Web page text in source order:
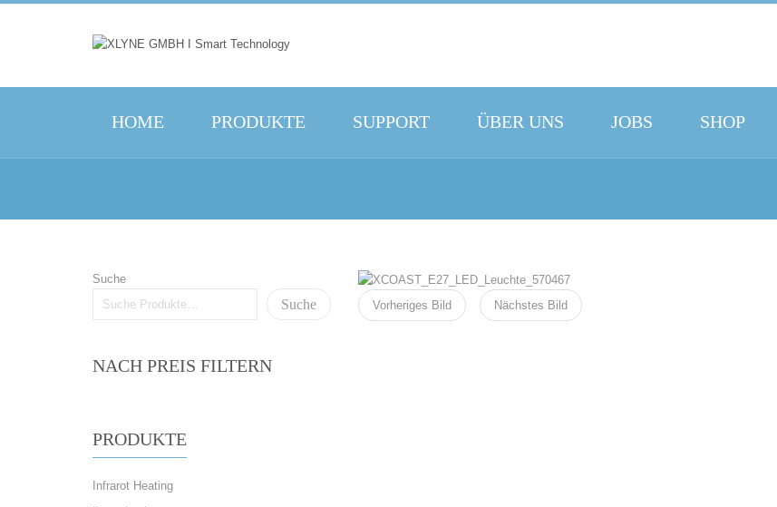
HOME PRODUKTE SUPPORT ÜBER UNS JOBS SHOP
Suche
Suche
NACH PREIS FILTERN
PRODUKTE
Infrarot Heating
Vorheriges Bild Nächstes Bild